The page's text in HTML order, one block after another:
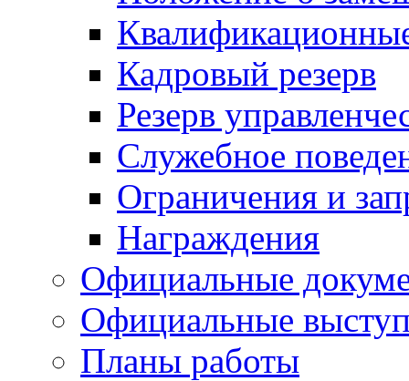
Кадровый резерв
Резерв
Служебное
Ограничения и
Награждения
Официальные
Официальные
Планы работы